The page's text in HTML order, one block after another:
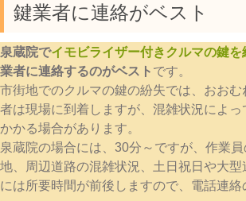
鍵業者に連絡がベスト
泉蔵院でイモビライザー付きクルマの鍵を
業者に連絡するのがベスト です。
市街地でのクルマの鍵の紛失では、おお
者は現場に到着しますが、混雑状況によ
かかる場合があります。
泉蔵院の場合には、30分～ですが、作業
地、周辺道路の混雑状況、土日祝日や大
には所要時間が前後しますので、電話連絡